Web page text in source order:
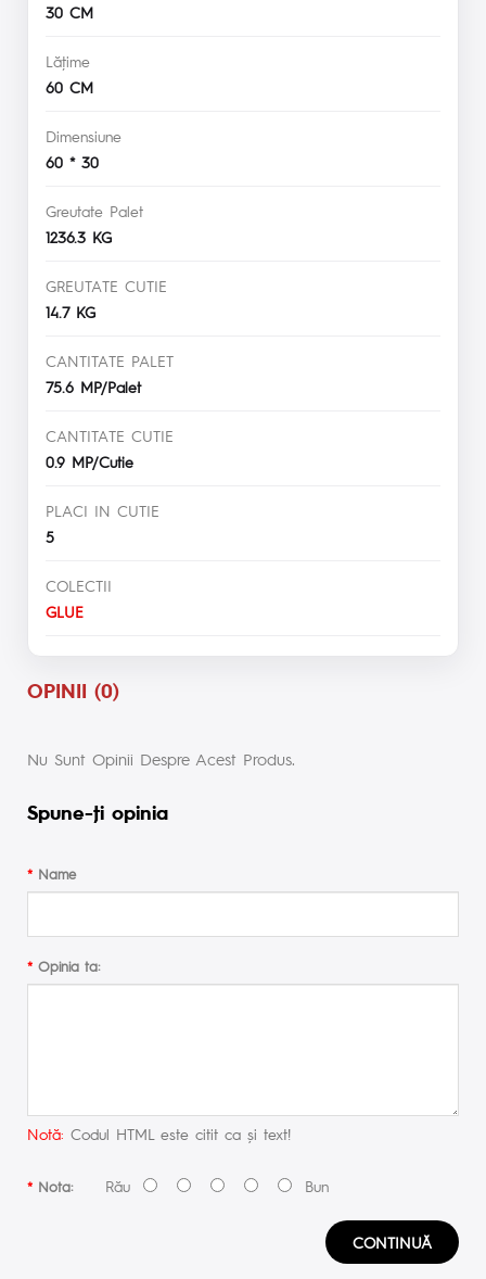
30 CM
Lăţime
60 CM
Dimensiune
60 * 30
Greutate Palet
1236.3 KG
GREUTATE CUTIE
14.7 KG
CANTITATE PALET
75.6 MP/Palet
CANTITATE CUTIE
0.9 MP/Cutie
PLACI IN CUTIE
5
COLECTII
GLUE
OPINII (0)
Nu Sunt Opinii Despre Acest Produs.
Spune-ţi opinia
Name
Opinia ta:
Notă: Codul HTML este citit ca şi text!
Nota:Rău Bun
CONTINUĂ